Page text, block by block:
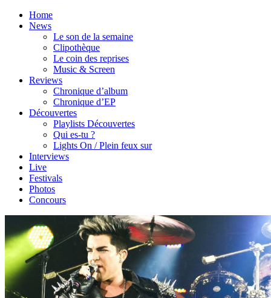
Home
News
Le son de la semaine
Clipothèque
Le coin des reprises
Music & Screen
Reviews
Chronique d’album
Chronique d’EP
Découvertes
Playlists Découvertes
Qui es-tu ?
Lights On / Plein feux sur
Interviews
Live
Festivals
Photos
Concours